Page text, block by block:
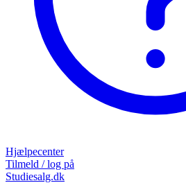
Hjælpecenter
Tilmeld / log på
Studiesalg.dk